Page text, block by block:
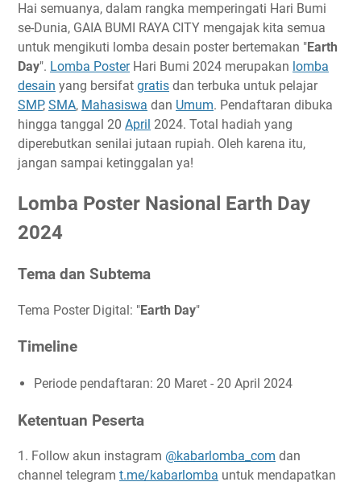
Tema dan Subtema
Timeline
Ketentuan Peserta
Ketentuan Lomba
Biaya Pendaftaran
Hadiah
Link Penting
Hai semuanya, dalam rangka memperingati Hari Bumi
se-Dunia, GAIA BUMI RAYA CITY mengajak kita semua
untuk mengikuti lomba desain poster bertemakan "Earth
Day". Lomba PosterHari Bumi 2024 merupakan lomba
desain yang bersifat gratis dan terbuka untuk pelajar
SMP, SMA, Mahasiswa dan Umum. Pendaftaran dibuka
hingga tanggal 20 April 2024. Total hadiah yang
diperebutkan senilai jutaan rupiah. Oleh karena itu,
jangan sampai ketinggalan ya!
Lomba Poster Nasional Earth Day
2024
Tema dan Subtema
Tema Poster Digital: "Earth Day"
Timeline
Periode pendaftaran: 20 Maret - 20 April 2024
Ketentuan Peserta
1. Follow akun instagram @kabarlomba_com dan
channel telegram t.me/kabarlomba untuk mendapatkan